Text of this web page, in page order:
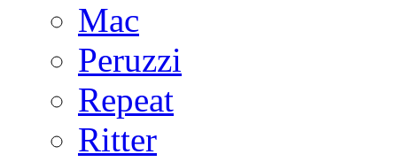
Mac
Peruzzi
Repeat
Ritter